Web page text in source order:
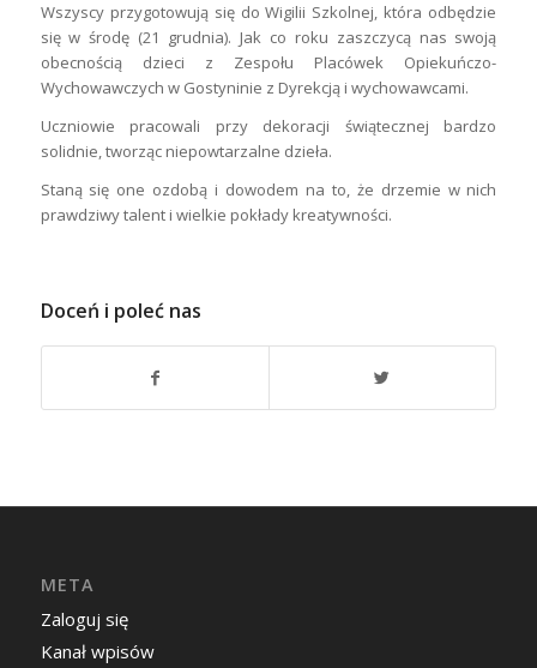
Wszyscy przygotowują się do Wigilii Szkolnej, która odbędzie
się w środę (21 grudnia). Jak co roku zaszczycą nas swoją
obecnością dzieci z Zespołu Placówek Opiekuńczo-
Wychowawczych w Gostyninie z Dyrekcją i wychowawcami.
Uczniowie pracowali przy dekoracji świątecznej bardzo
solidnie, tworząc niepowtarzalne dzieła.
Staną się one ozdobą i dowodem na to, że drzemie w nich
prawdziwy talent i wielkie pokłady kreatywności.
Doceń i poleć nas
META
Zaloguj się
Kanał wpisów